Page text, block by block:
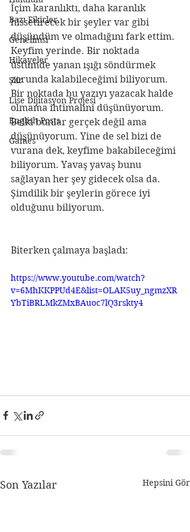
Bazı Fikirler
Genelimsi
Hikayeler
Şiir
Lise Dijitasyon Projesi
English Posts
Games
İçim karanlıktı, daha karanlık
hissetirecek bir şeyler var gibi
düşündüm ve olmadığını fark ettim.
Keyfim yerinde. Bir noktada
üstümde yanan ışığı söndürmek
zorunda kalabileceğimi biliyorum.
Bir noktada bu yazıyı yazacak halde
olmama ihtimalini düşünüyorum.
Belki bunlar gerçek değil ama
düşünüyorum. Yine de sel bizi de
vurana dek, keyfime bakabileceğimi
biliyorum. Yavaş yavaş bunu
sağlayan her şey gidecek olsa da.
Şimdilik bir şeylerin görece iyi
olduğunu biliyorum.
Biterken çalmaya başladı:
https://www.youtube.com/watch?
v=6MhKKPPUd4E&list=OLAK5uy_ngmzXR
YbTiBRLMkZMxBAuoc7lQ3rskty4
Son Yazılar Hepsini Gör